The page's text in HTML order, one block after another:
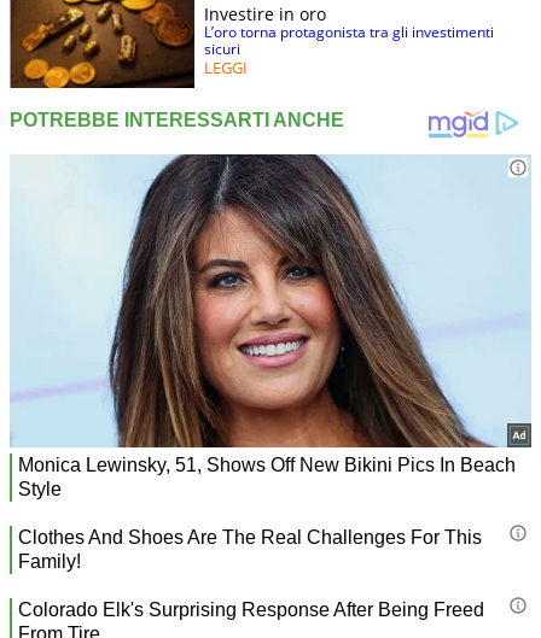
Investire in oro
L’oro torna protagonista tra gli investimenti
sicuri
LEGGI